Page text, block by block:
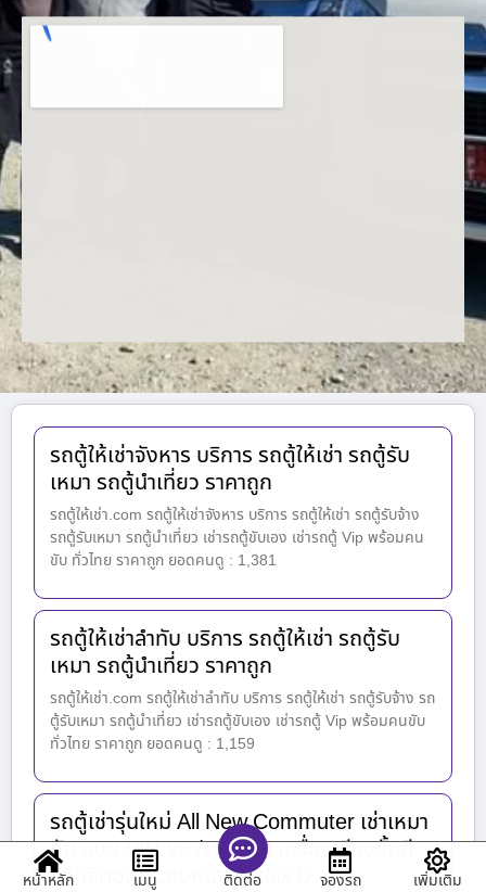
รถตู้ให้เช่าจังหาร บริการ รถตู้ให้เช่า รถตู้รับ
เหมา รถตู้นำเที่ยว ราคาถูก
รถตู้ให้เช่า.com รถตู้ให้เช่าจังหาร บริการ รถตู้ให้เช่า รถตู้รับจ้าง
รถตู้รับเหมา รถตู้นำเที่ยว เช่ารถตู้ขับเอง เช่ารถตู้ Vip พร้อมคน
ขับ ทั่วไทย ราคาถูก ยอดคนดู : 1,381
รถตู้ให้เช่าลำทับ บริการ รถตู้ให้เช่า รถตู้รับ
เหมา รถตู้นำเที่ยว ราคาถูก
รถตู้ให้เช่า.com รถตู้ให้เช่าลำทับ บริการ รถตู้ให้เช่า รถตู้รับจ้าง รถ
ตู้รับเหมา รถตู้นำเที่ยว เช่ารถตู้ขับเอง เช่ารถตู้ Vip พร้อมคนขับ
ทั่วไทย ราคาถูก ยอดคนดู : 1,159
รถตู้เช่ารุ่นใหม่ All New Commuter เช่าเหมา
คัน แบบ VIP. v8 /v9 /v10 เครื่องเสียงชั้นดี
ทีวีดิจิตอล รับชมหนัง netflix D…
หน้าหลัก เมนู ติดต่อ จองรถ เพิ่มเติม